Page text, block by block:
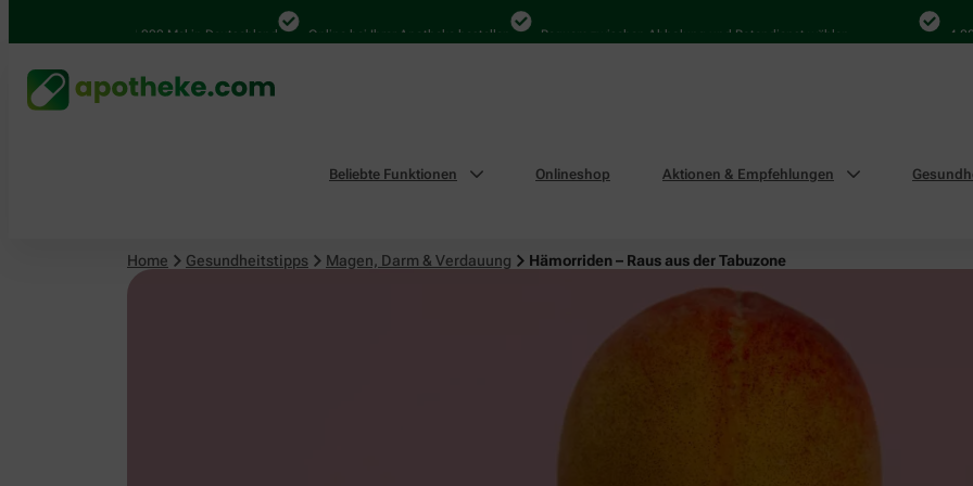
4.000 Mal in Deutschland Online bei Ihrer Apotheke bestellen Bequem zwischen Abholung und Botendienst wählen 4.000
Beliebte Funktionen Onlineshop Aktionen & Empfehlungen
Home Gesundheitstipps Magen, Darm & Verdauung Hämorriden – Raus aus der Tabuzone
Magen, Darm & Verdauung